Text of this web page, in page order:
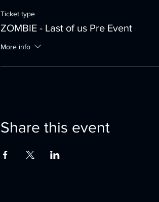
Ticket type
ZOMBIE - Last of us Pre Event
More info
Share this event